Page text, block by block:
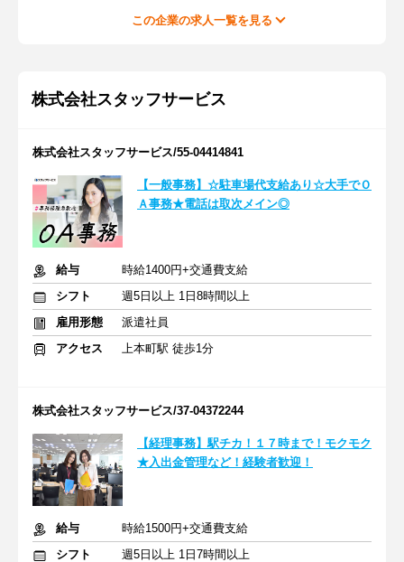
この企業の求人一覧を見る
株式会社スタッフサービス
株式会社スタッフサービス/55-04414841
【一般事務】☆駐車場代支給あり☆大手でＯ
Ａ事務★電話は取次メイン◎
給与
時給1400円+交通費支給
シフト
週5日以上 1日8時間以上
雇用形態
派遣社員
アクセス
上本町駅 徒歩1分
株式会社スタッフサービス/37-04372244
【経理事務】駅チカ！１７時まで！モクモク
★入出金管理など！経験者歓迎！
給与
時給1500円+交通費支給
シフト
週5日以上 1日7時間以上